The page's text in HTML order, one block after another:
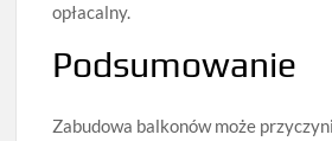
opłacalny.
Podsumowanie
Zabudowa balkonów może